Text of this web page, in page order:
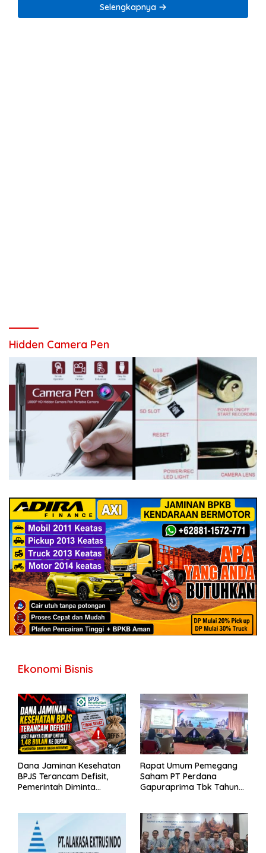
Selengkapnya
Hidden Camera Pen
Ekonomi Bisnis
Dana Jaminan Kesehatan
BPJS Terancam Defisit,
Pemerintah Diminta
Rapat Umum Pemegang
Saham PT Perdana
Gapuraprima Tbk Tahun